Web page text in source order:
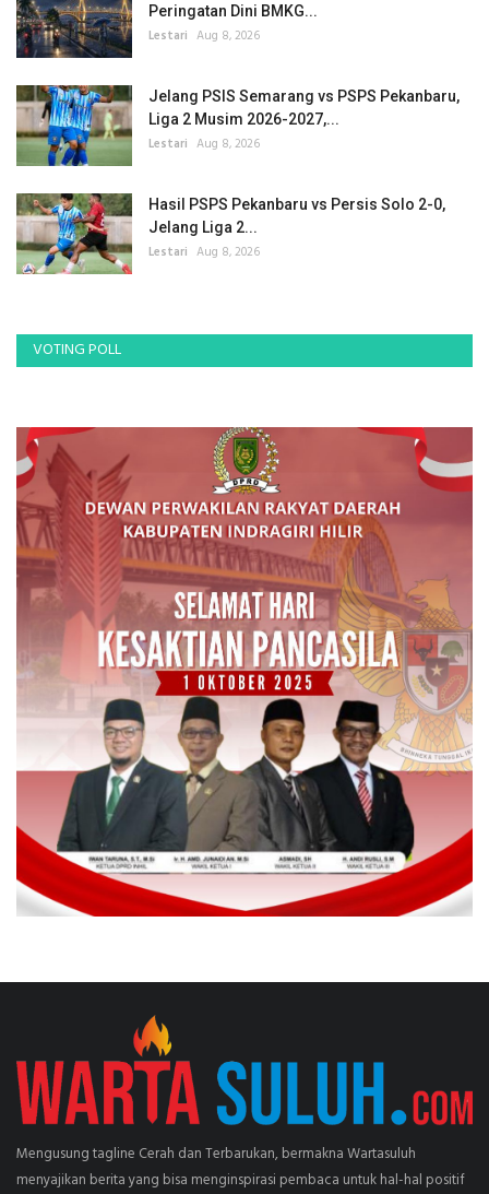
Peringatan Dini BMKG...
Lestari Aug 8, 2026
Jelang PSIS Semarang vs PSPS Pekanbaru,
Liga 2 Musim 2026-2027,...
Lestari Aug 8, 2026
Hasil PSPS Pekanbaru vs Persis Solo 2-0,
Jelang Liga 2...
Lestari Aug 8, 2026
VOTING POLL
Mengusung tagline Cerah dan Terbarukan, bermakna Wartasuluh
menyajikan berita yang bisa menginspirasi pembaca untuk hal-hal positif